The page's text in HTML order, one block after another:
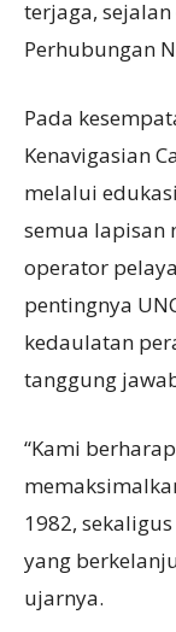
terjaga,
Perhubungan
Pada
Kenavigasian
melalui
semua lapisan
operator
pentingnya
kedaulatan
tanggung
“Kami
1982,
yang
ujarnya.